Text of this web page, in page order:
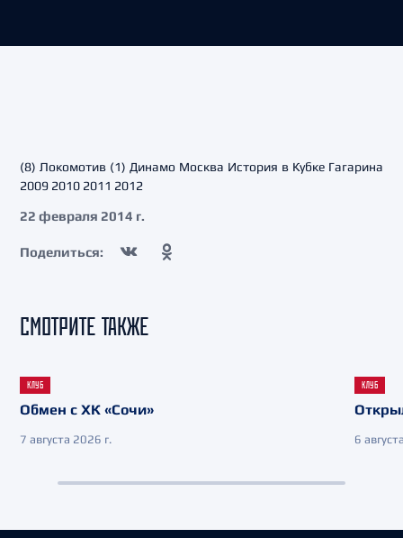
(8) Локомотив (1) Динамо Москва История в Кубке Гагарина
2009 2010 2011 2012
22 февраля 2014 г.
Поделиться:
СМОТРИТЕ ТАКЖЕ
КЛУБ
Обмен с ХК «Сочи»
7 августа 2026 г.
КЛУБ
6